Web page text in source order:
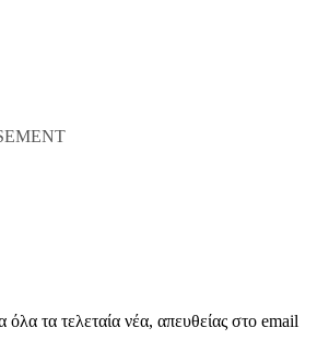
όλα τα τελεταία νέα, απευθείας στο email